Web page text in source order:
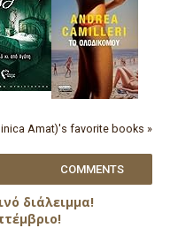
Amat)'s favorite books »
COMMENTS
διάλειμμα!